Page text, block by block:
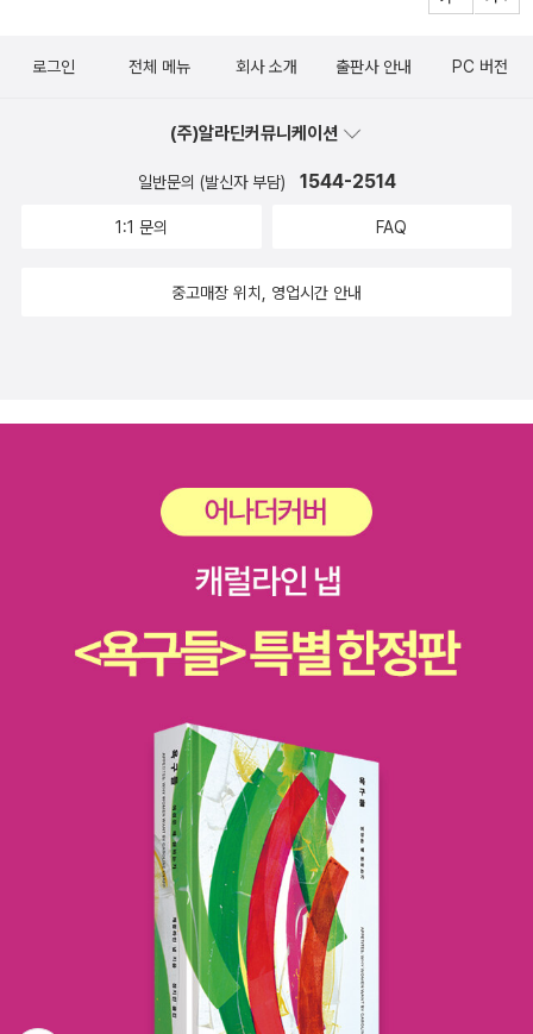
성’의 한계를 보완하는 ‘또 다른 인지적 역량’의 발굴, ‘공감’하는 데
머무르지 않고 ‘적대’의 현실에 민감하게 맞서는 주체, ‘개체의 자
구적인 가치를 포괄하는 ‘다원적 근대성’으로, 이러한 것들이 그 포스
적용하면 다음과 같이 정리할 수 있다. ◇ 타자와의 충돌을 감당할 수
있는 주체, 그 충돌을 통해 스스로를 갱신하는 주체 ◇ 낯섦을 소비하
봉되는 여행이 아니라 불화로 파열되는 여행 ◇ 세상의 이치대로 교
간된 한국소설들에 대한 정밀한 비평이면서, 그 작품들의 저류를 흐
서는 역사의 전환이라는 거시적 차원에 응대하는 새로운 문학의 논리
를 구상하였다. 서구적 근대성에 치우쳐온 자유주의 문학론을 향한
로서의 문학적 이상을 ‘소설의 윤리와 갱신 가능한 주체’라는 논리를
문들이다. 염무웅, 미시마 유키오, 신경숙, 마광수, 장정일, 김원일, 윤
은 굴곡들이 낙인처럼 찍힌 한국문학의 표면과 심층에 대한 탐구이
다. 황정은, 편혜영, 윤대녕, 손보미, 권여선, 정이현, 조해진, 고은규
등의 작품을 비평한 II부에서는 최근의 한국소설에서 드러난 역사적
변화의 기미를 포착하면서 앞으로 가능할 새로운 문학의 미래를 예감
한다. I부가 지나간 시간에 대한 성찰이라면, II부는 현재의 시간에 대
한 비판과 미래의 모색이다. 정영수, 조남주, 김사과, 김애란 등의 작
품을 다룬 III부는 II부의 주제 중에서도 ‘현재의 시간’에 대한 심화된
접근으로서, 세속의 현실에 감응하는 소설의 예민함을 윤리적인고 미
학적인 힘이라는 관점으로 독해하였다. 저자 인터뷰 1) 현재 제목은
이 책이 “문학사”를 쓴 책이라는 느낌을 줍니다. 부제 “소설의 윤리와
로그인 전체 메뉴 회사 소개 출판사 안내 PC 버전
(주)알라딘커뮤니케이션
일반문의 (발신자 부담) 1544-2514
1:1 문의 FAQ
중고매장 위치, 영업시간 안내